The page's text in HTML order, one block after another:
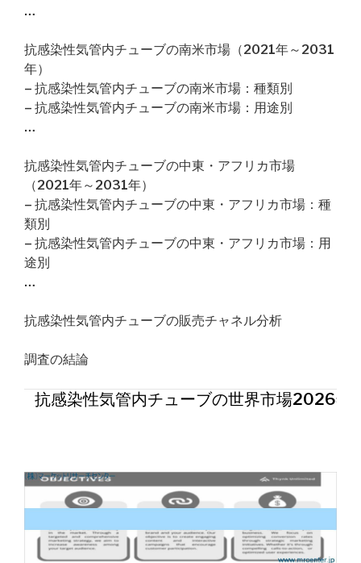
…
抗感染性気管内チューブの南米市場（2021年～2031
年）
– 抗感染性気管内チューブの南米市場：種類別
– 抗感染性気管内チューブの南米市場：用途別
…
抗感染性気管内チューブの中東・アフリカ市場
（2021年～2031年）
– 抗感染性気管内チューブの中東・アフリカ市場：種
類別
– 抗感染性気管内チューブの中東・アフリカ市場：用
途別
…
抗感染性気管内チューブの販売チャネル分析
調査の結論
抗感染性気管内チューブの世界市場2026年